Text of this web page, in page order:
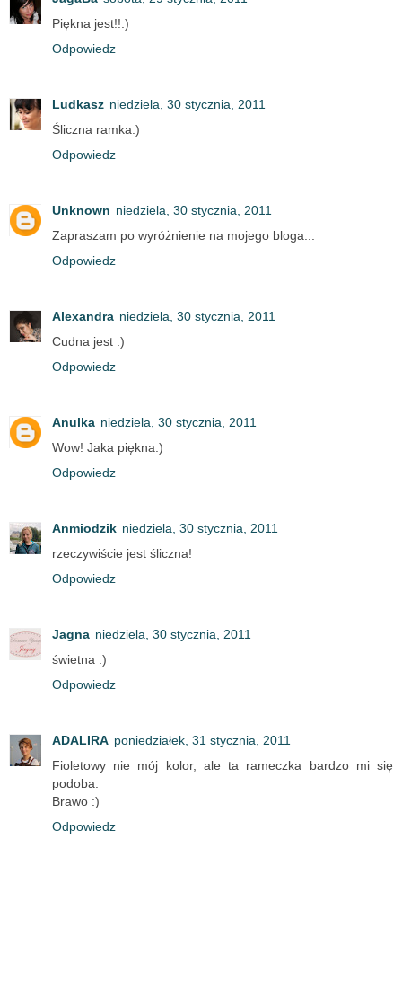
Piękna jest!!:)
Odpowiedz
Ludkasz niedziela, 30 stycznia, 2011
Śliczna ramka:)
Odpowiedz
Unknown niedziela, 30 stycznia, 2011
Zapraszam po wyróżnienie na mojego bloga...
Odpowiedz
Alexandra niedziela, 30 stycznia, 2011
Cudna jest :)
Odpowiedz
Anulka niedziela, 30 stycznia, 2011
Wow! Jaka piękna:)
Odpowiedz
Anmiodzik niedziela, 30 stycznia, 2011
rzeczywiście jest śliczna!
Odpowiedz
Jagna niedziela, 30 stycznia, 2011
świetna :)
Odpowiedz
ADALIRA poniedziałek, 31 stycznia, 2011
Fioletowy nie mój kolor, ale ta rameczka bardzo mi się
podoba.
Brawo :)
Odpowiedz